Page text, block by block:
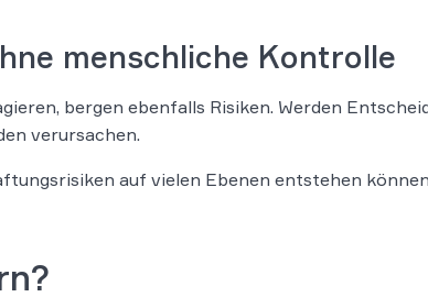
menschliche Kontrolle
bergen ebenfalls Risiken. Werden
verursachen.
auf vielen Ebenen entstehen